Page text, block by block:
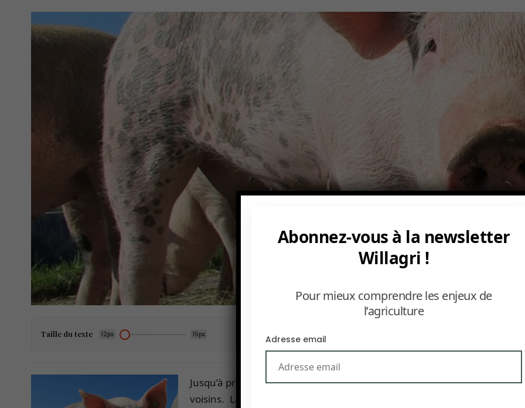
Taille du texte 12px 15px
Jusqu’à présent l’épizootie de peste porcine africaine était cantonnée à
voisins. La Russie, mais aussi les pays baltes, la Pologne sont
Abonnez-vous à la newsletter
Willagri !
Pour mieux comprendre les enjeux de
l’agriculture
Adresse email